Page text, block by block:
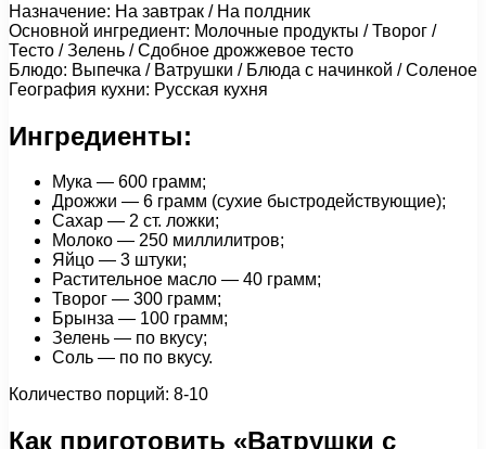
Назначение: На завтрак / На полдник
Основной ингредиент: Молочные продукты / Творог /
Тесто / Зелень / Сдобное дрожжевое тесто
Блюдо: Выпечка / Ватрушки / Блюда с начинкой / Соленое
География кухни: Русская кухня
Ингредиенты:
Мука — 600 грамм;
Дрожжи — 6 грамм (сухие быстродействующие);
Сахар — 2 ст. ложки;
Молоко — 250 миллилитров;
Яйцо — 3 штуки;
Растительное масло — 40 грамм;
Творог — 300 грамм;
Брынза — 100 грамм;
Зелень — по вкусу;
Соль — по по вкусу.
Количество порций: 8-10
Как приготовить «Ватрушки с